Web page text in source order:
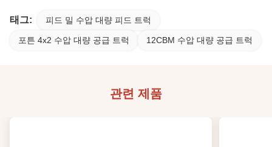
태그: 피드 밀 수압 대량 피드 트럭
포튼 4x2 수압 대량 공급 트럭 12CBM 수압 대량 공급 트럭
관련 제품